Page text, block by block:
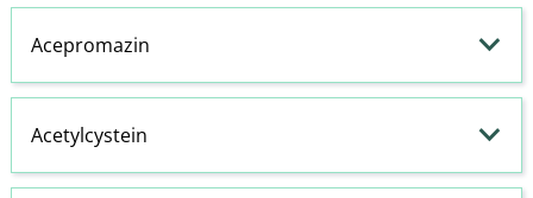
Acepromazin
Acetylcystein